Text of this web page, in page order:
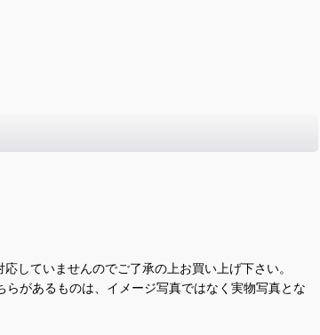
していませんのでご了承の上お買い上げ下さい。
があるものは、イメージ写真ではなく実物写真とな